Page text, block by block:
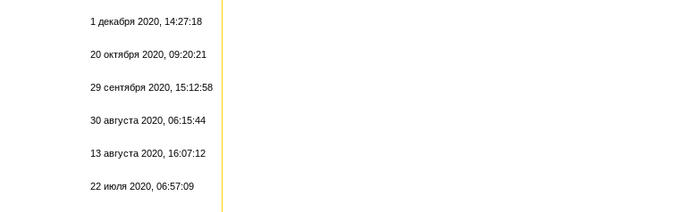
1 декабря 2020, 14:27:18
20 октября 2020, 09:20:21
29 сентября 2020, 15:12:58
30 августа 2020, 06:15:44
13 августа 2020, 16:07:12
22 июля 2020, 06:57:09